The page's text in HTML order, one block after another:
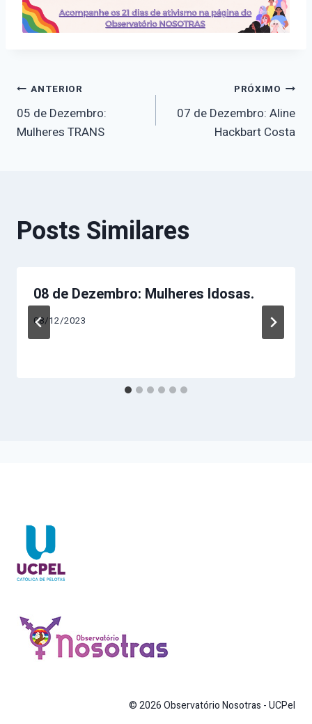
Navegação
de
ANTERIOR
05 de Dezembro:
Mulheres TRANS
PRÓXIMO
07 de Dezembro: Aline
Hackbart Costa
Posts Similares
08 de Dezembro: Mulheres Idosas.
08/12/2023
© 2026 Observatório Nosotras - UCPel